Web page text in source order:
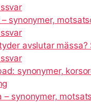
synonymer,
avslutar mässa?
synonymer,
– synonymer,